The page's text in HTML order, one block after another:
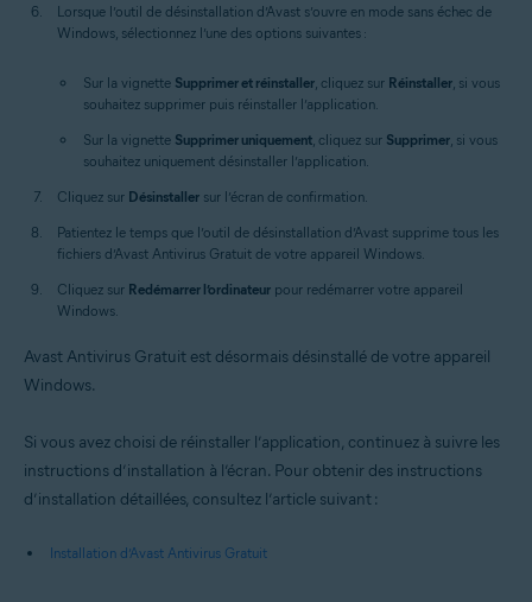
Lorsque l’outil de désinstallation d’Avast s’ouvre en mode sans échec de
Windows, sélectionnez l’une des options suivantes :
Sur la vignette Supprimer et réinstaller , cliquez sur Réinstaller , si vous
souhaitez supprimer puis réinstaller l’application.
Sur la vignette Supprimer uniquement , cliquez sur Supprimer , si vous
souhaitez uniquement désinstaller l’application.
Cliquez sur Désinstaller sur l’écran de confirmation.
Patientez le temps que l’outil de désinstallation d’Avast supprime tous les
fichiers d’Avast Antivirus Gratuit de votre appareil Windows.
Cliquez sur Redémarrer l’ordinateur pour redémarrer votre appareil
Windows.
Avast Antivirus Gratuit est désormais désinstallé de votre appareil
Windows.
Si vous avez choisi de réinstaller l’application, continuez à suivre les
instructions d’installation à l’écran. Pour obtenir des instructions
d’installation détaillées, consultez l’article suivant :
Installation d’Avast Antivirus Gratuit